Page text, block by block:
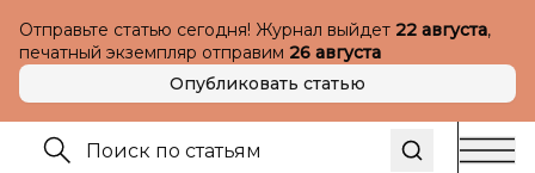
Отправьте статью сегодня! Журнал выйдет 22 августа,
печатный экземпляр отправим 26 августа
Опубликовать статью